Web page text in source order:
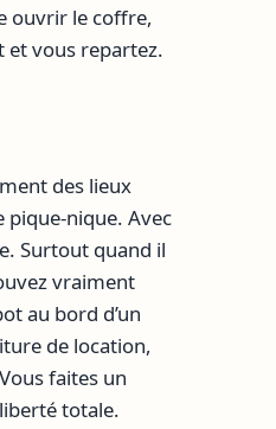
ouvrir le coffre,
et vous repartez.
des lieux
nique. Avec
Surtout quand il
vraiment
au bord d’un
de location,
faites un
totale.